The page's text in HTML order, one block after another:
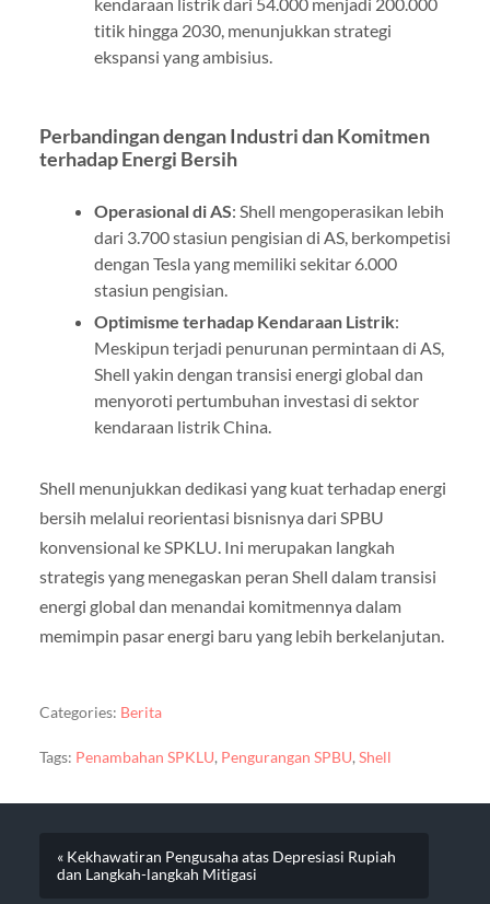
titik hingga 2030, menunjukkan strategi
ekspansi yang ambisius.
Perbandingan dengan Industri dan Komitmen
terhadap Energi Bersih
Operasional di AS: Shell mengoperasikan lebih
dari 3.700 stasiun pengisian di AS, berkompetisi
dengan Tesla yang memiliki sekitar 6.000
stasiun pengisian.
Optimisme terhadap Kendaraan Listrik:
Meskipun terjadi penurunan permintaan di AS,
Shell yakin dengan transisi energi global dan
menyoroti pertumbuhan investasi di sektor
kendaraan listrik China.
Shell menunjukkan dedikasi yang kuat terhadap energi
bersih melalui reorientasi bisnisnya dari SPBU
konvensional ke SPKLU. Ini merupakan langkah
strategis yang menegaskan peran Shell dalam transisi
energi global dan menandai komitmennya dalam
memimpin pasar energi baru yang lebih berkelanjutan.
Categories: Berita
Tags: Penambahan SPKLU, Pengurangan SPBU, Shell
« Kekhawatiran Pengusaha atas Depresiasi Rupiah
dan Langkah-langkah Mitigasi